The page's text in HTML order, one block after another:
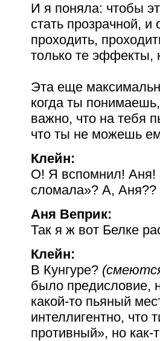
И я поняла: чтобы
стать прозрачной, и
проходить,
только те эффекты,
Эта еще
когда ты
важно, что на тебя
что ты не можешь
Клейн:
О! Я вспомнил! Аня!
сломала»? А, Аня??
Аня Веприк:
Так я ж вот Белке
Клейн:
В Кунгуре?
было предисловие,
какой-то пьяный
интеллигентно, что
противный», но как-